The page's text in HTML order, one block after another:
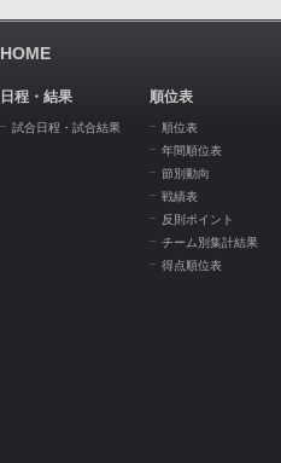
HOME
日程・結果
試合日程・試合結果
順位表
順位表
年間順位表
節別動向
戦績表
反則ポイント
チーム別集計結果
得点順位表